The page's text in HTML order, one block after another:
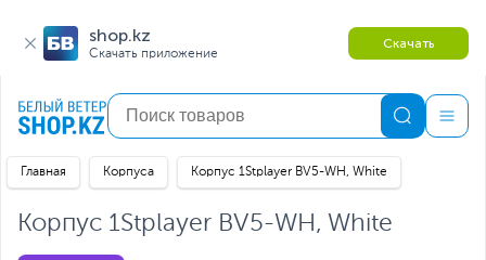
shop.kz
Скачать приложение
Скачать
Главная Корпуса Корпус 1Stplayer BV5-WH, White
Корпус 1Stplayer BV5-WH, White